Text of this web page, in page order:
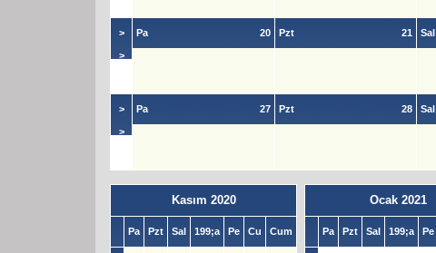
>
>
20
Pa 21
Pzt Sal
>
>
27
Pa 28
Pzt Sal
Kasım 2020
Pa Pzt Sal 199;a Pe Cu Cum
Ocak 2021
Pa Pzt Sal 199;a Pe